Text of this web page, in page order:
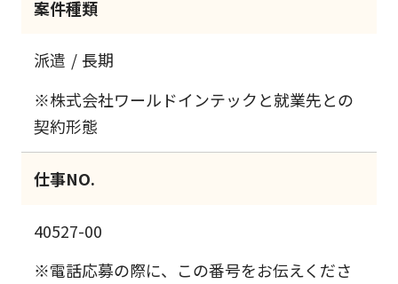
案件種類
派遣
長期
※株式会社ワールドインテックと就業先との
契約形態
仕事NO.
40527-00
※電話応募の際に、この番号をお伝えくださ